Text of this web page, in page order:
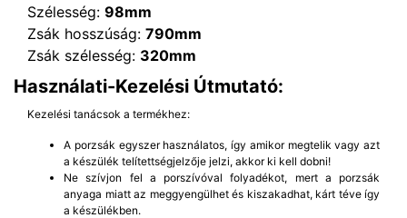
Szélesség: 98mm
Zsák hosszúság: 790mm
Zsák szélesség: 320mm
Használati-Kezelési Útmutató:
Kezelési tanácsok a termékhez:
A porzsák egyszer használatos, így amikor megtelik vagy azt
a készülék telítettségjelzője jelzi, akkor ki kell dobni!
Ne szívjon fel a porszívóval folyadékot, mert a porzsák
anyaga miatt az meggyengülhet és kiszakadhat, kárt téve így
a készülékben.